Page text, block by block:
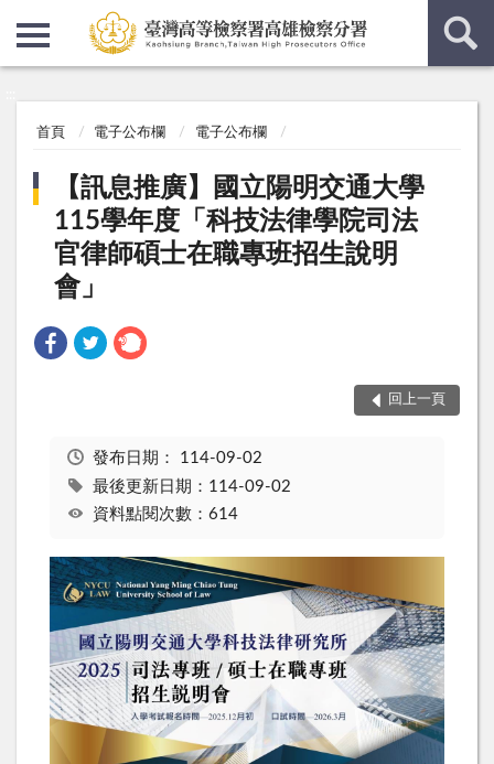
首頁 電子公布欄 電子公布欄
【訊息推廣】國立陽明交通大學
115學年度「科技法律學院司法
官律師碩士在職專班招生說明
會」
回上一頁
發布日期： 114-09-02
最後更新日期：114-09-02
資料點閱次數：614